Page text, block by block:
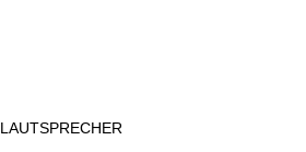
LAUTSPRECHER